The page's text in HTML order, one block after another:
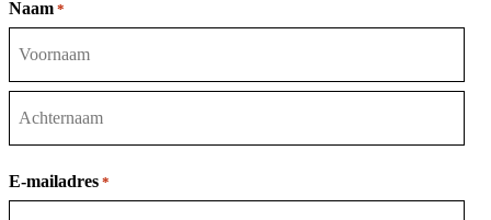
Naam *
Voornaam
E-mailadres *